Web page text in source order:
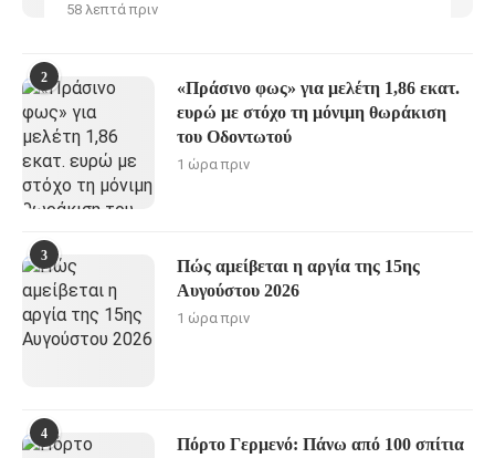
58 λεπτά πριν
2
«Πράσινο φως» για μελέτη 1,86 εκατ.
ευρώ με στόχο τη μόνιμη θωράκιση
του Οδοντωτού
1 ώρα πριν
3
Πώς αμείβεται η αργία της 15ης
Αυγούστου 2026
1 ώρα πριν
4
Πόρτο Γερμενό: Πάνω από 100 σπίτια